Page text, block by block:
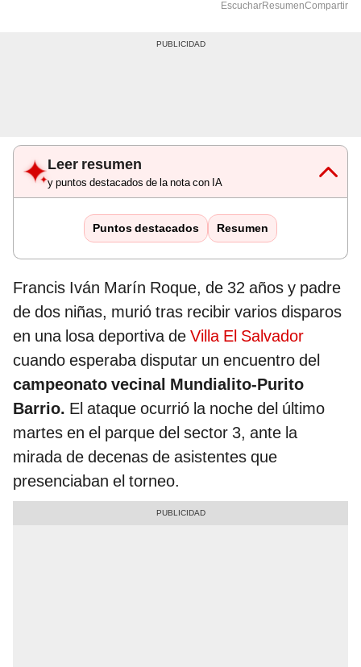
EscucharResumenCompartir
Leer resumen
y puntos destacados de la nota con IA
Puntos destacados Resumen
Francis Iván Marín Roque, de 32 años y padre
de dos niñas, murió tras recibir varios disparos
en una losa deportiva de Villa El Salvador
cuando esperaba disputar un encuentro del
campeonato vecinal Mundialito-Purito
Barrio. El ataque ocurrió la noche del último
martes en el parque del sector 3, ante la
mirada de decenas de asistentes que
presenciaban el torneo.